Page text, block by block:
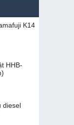
K14
HHB-
diesel